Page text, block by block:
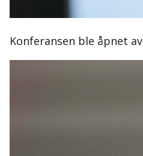
Konferansen ble åpnet av